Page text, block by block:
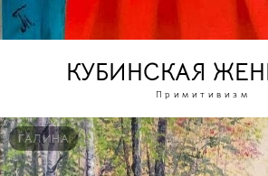
КУБИНСКАЯ
Примитивизм
ГАЛИНА